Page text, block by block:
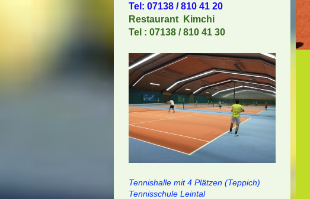
Tel: 07138 / 810 41 20
Restaurant Kimchi
Tel : 07138 / 810 41 30
Tennishalle mit 4 Plätzen (Teppich)
Tennisschule Leintal